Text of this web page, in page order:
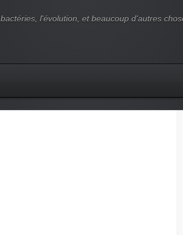
l'évolution, et beaucoup d'autres